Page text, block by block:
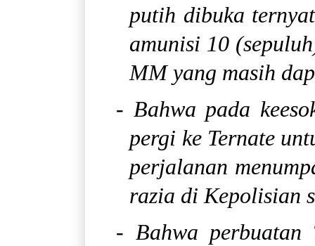
putih dibuka
amunisi 10
MM yang masih
- Bahwa pada
pergi ke Ternate
perjalanan
razia di Kepolisian
- Bahwa perbuatan